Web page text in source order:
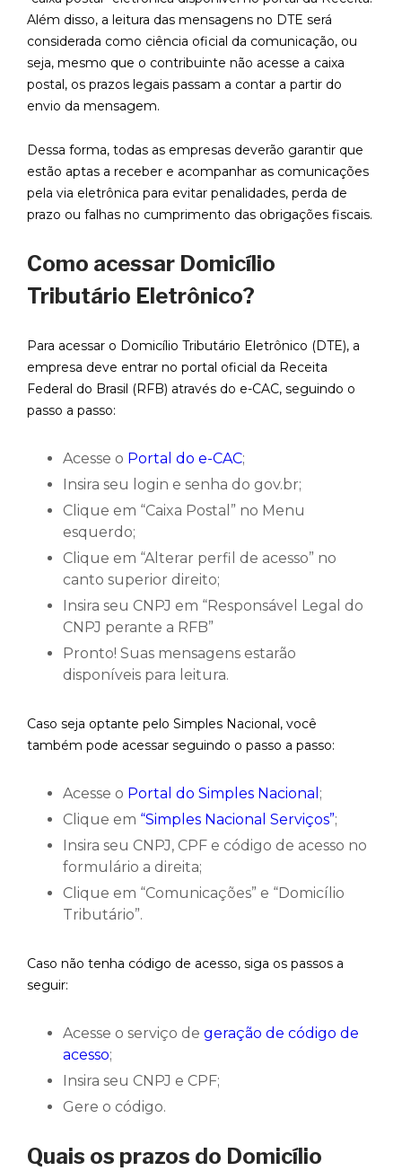
Além disso, a leitura das mensagens no DTE será
considerada como ciência oficial da comunicação, ou
seja, mesmo que o contribuinte não acesse a caixa
postal, os prazos legais passam a contar a partir do
envio da mensagem.
Dessa forma, todas as empresas deverão garantir que
estão aptas a receber e acompanhar as comunicações
pela via eletrônica para evitar penalidades, perda de
prazo ou falhas no cumprimento das obrigações fiscais.
Como acessar Domicílio
Tributário Eletrônico?
Para acessar o Domicílio Tributário Eletrônico (DTE), a
empresa deve entrar no portal oficial da Receita
Federal do Brasil (RFB) através do e-CAC, seguindo o
passo a passo:
Acesse o Portal do e-CAC;
Insira seu login e senha do gov.br;
Clique em “Caixa Postal” no Menu
esquerdo;
Clique em “Alterar perfil de acesso” no
canto superior direito;
Insira seu CNPJ em “Responsável Legal do
CNPJ perante a RFB”
Pronto! Suas mensagens estarão
disponíveis para leitura.
Caso seja optante pelo Simples Nacional, você
também pode acessar seguindo o passo a passo:
Acesse o Portal do Simples Nacional ;
Clique em “Simples Nacional Serviços”;
Insira seu CNPJ, CPF e código de acesso no
formulário a direita;
Clique em “Comunicações” e “Domicílio
Tributário”.
Caso não tenha código de acesso, siga os passos a
seguir:
Acesse o serviço de geração de código de
acesso;
Insira seu CNPJ e CPF;
Gere o código.
Quais os prazos do Domicílio